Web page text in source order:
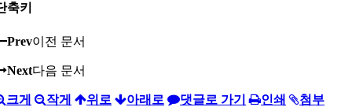
축키
Prev이전 문서
Next다음 문서
크게 작게 위로 아래로 댓글로 가기 인쇄 첨부